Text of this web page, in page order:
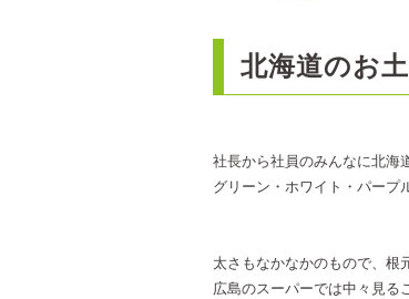
北海道のお
社長から社員のみんなに北海
グリーン・ホワイト・パープ
太さもなかなかのもので、根
広島のスーパーでは中々見